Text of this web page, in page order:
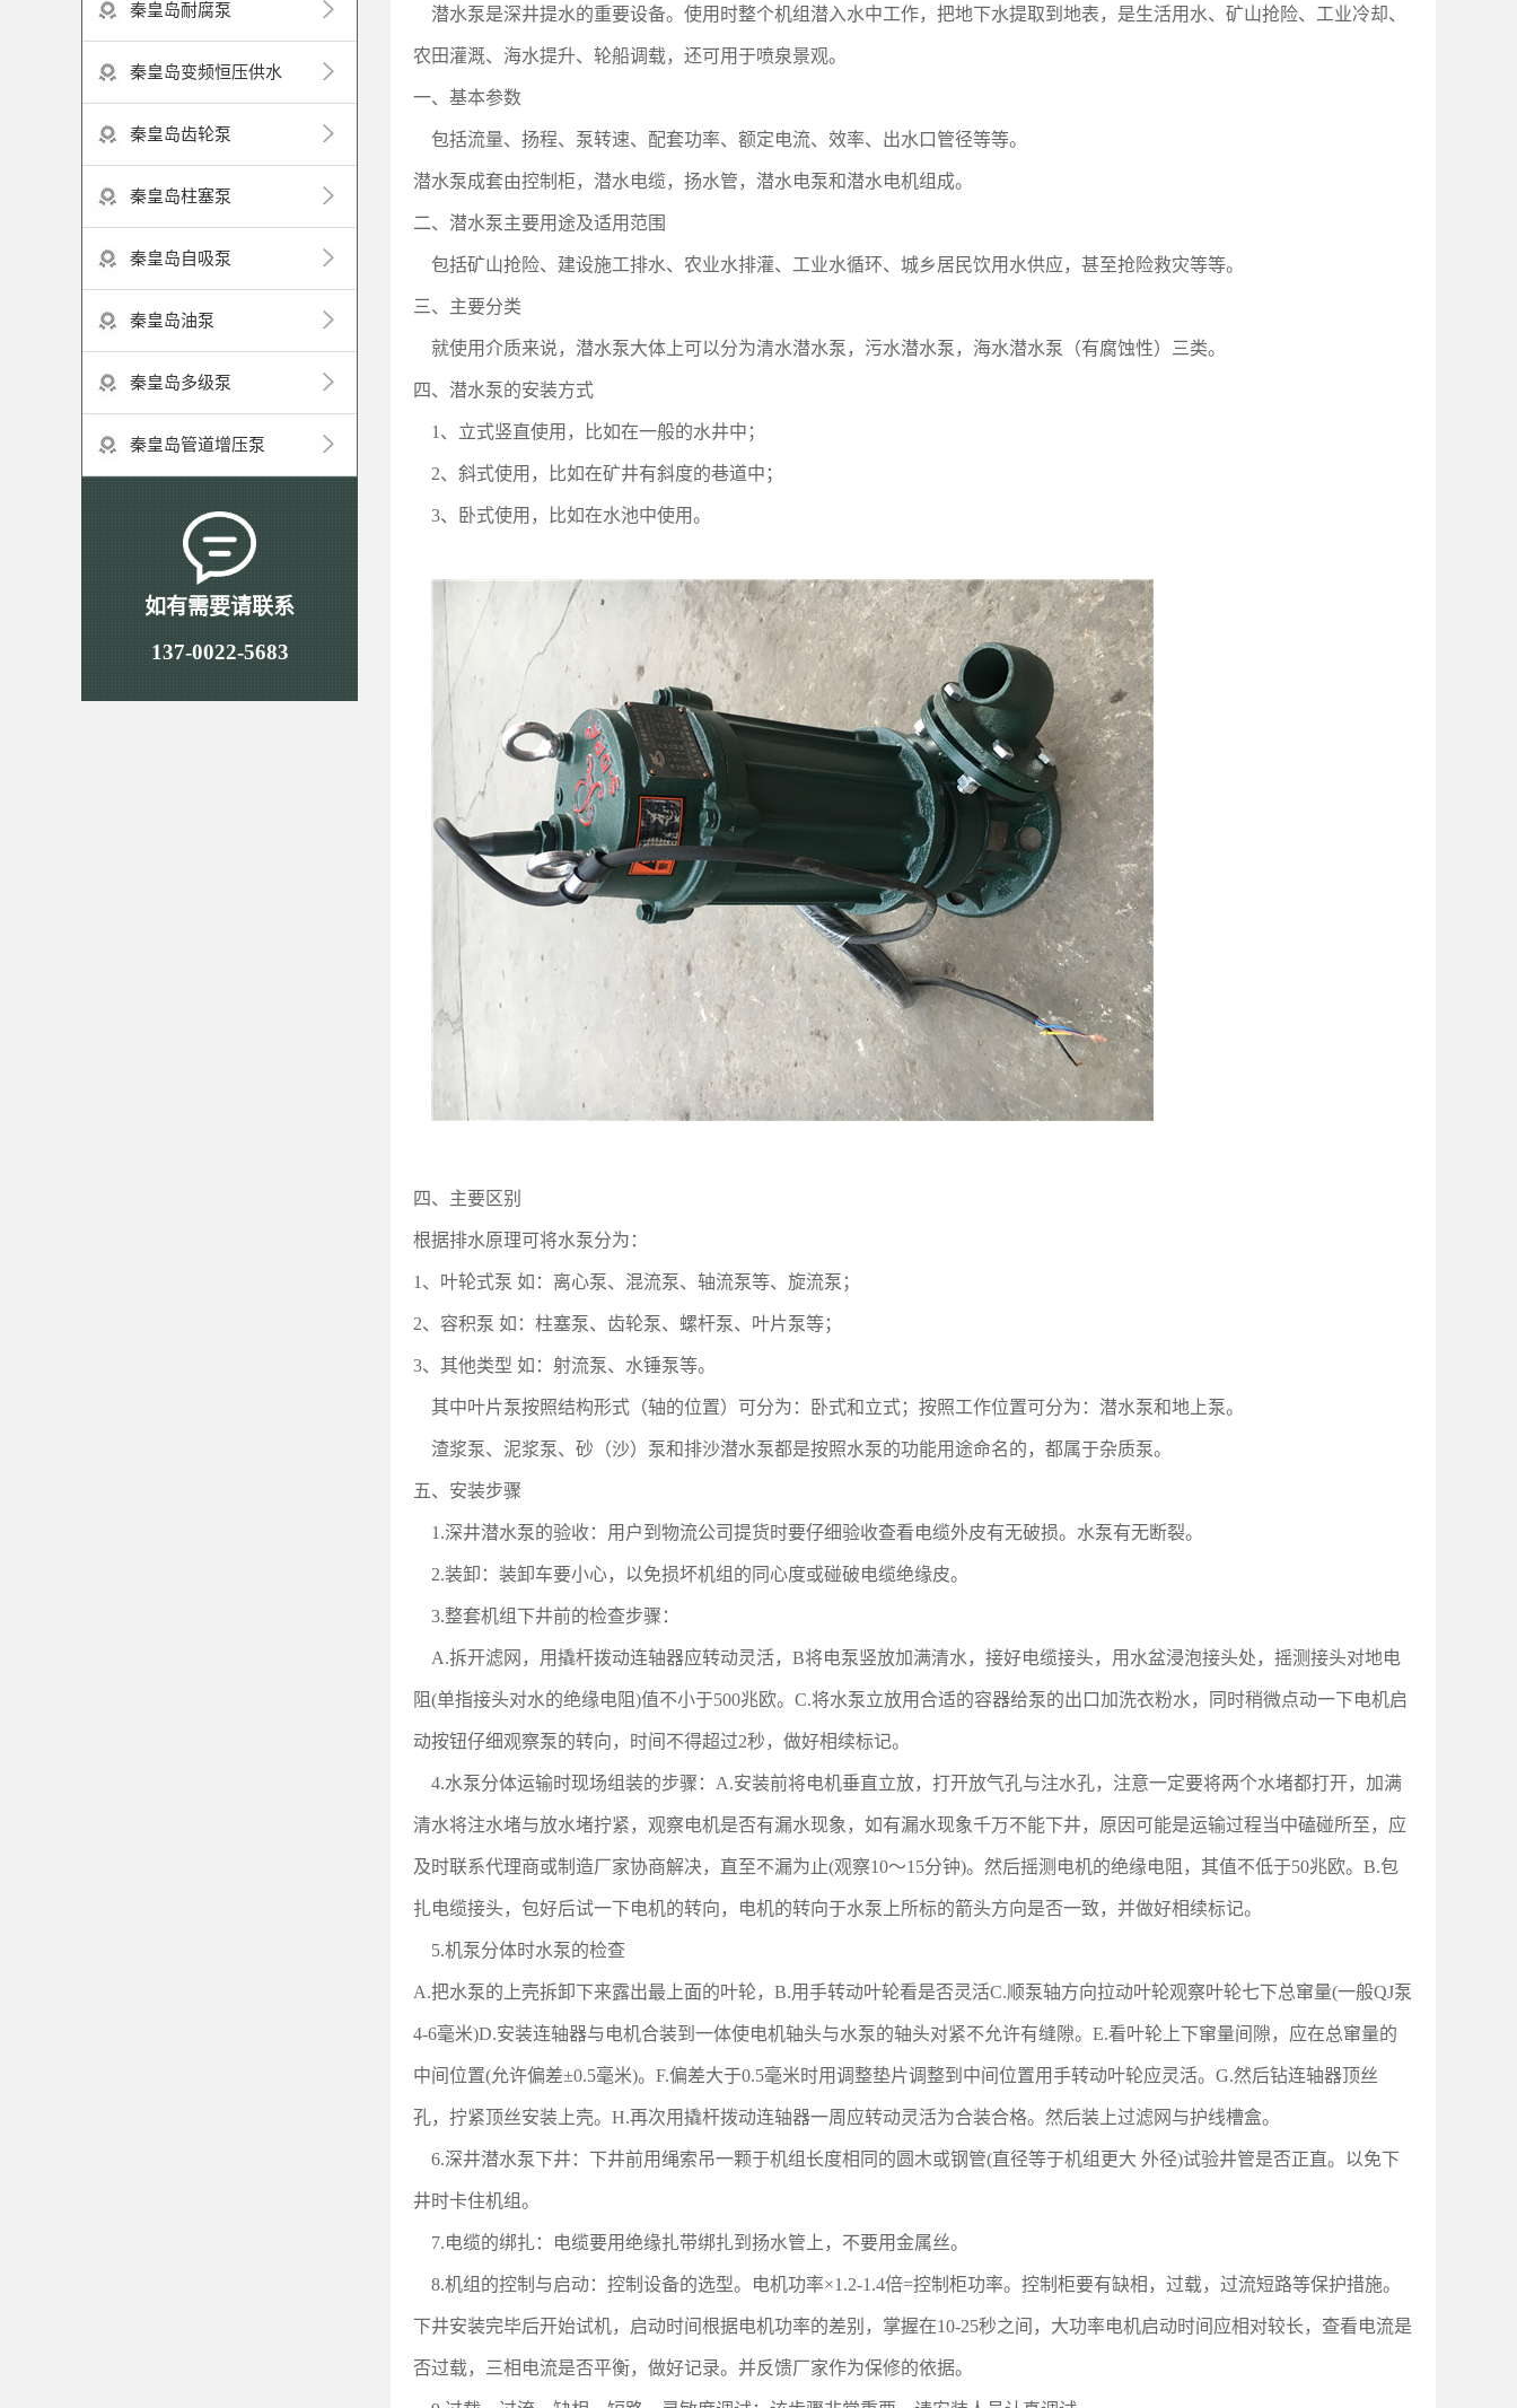
秦皇岛耐腐泵
秦皇岛变频恒压供水
秦皇岛齿轮泵
秦皇岛柱塞泵
秦皇岛自吸泵
秦皇岛油泵
秦皇岛多级泵
秦皇岛管道增压泵
如有需要请联系
137-0022-5683
潜水泵是深井提水的重要设备。使用时整个机组潜入水中工作，把地下水提取到地表，是生活用水、矿山抢险、工业冷却、
农田灌溉、海水提升、轮船调载，还可用于喷泉景观。
一、基本参数
包括流量、扬程、泵转速、配套功率、额定电流、效率、出水口管径等等。
潜水泵成套由控制柜，潜水电缆，扬水管，潜水电泵和潜水电机组成。
二、潜水泵主要用途及适用范围
包括矿山抢险、建设施工排水、农业水排灌、工业水循环、城乡居民饮用水供应，甚至抢险救灾等等。
三、主要分类
就使用介质来说，潜水泵大体上可以分为清水潜水泵，污水潜水泵，海水潜水泵（有腐蚀性）三类。
四、潜水泵的安装方式
1 、立式竖直使用，比如在一般的水井中；
2、斜式使用，比如在矿井有斜度的巷道中；
3、卧式使用，比如在水池中使用。
四、主要区别
根据排水原理可将水泵分为：
1 、叶轮式泵 如：离心泵、混流泵、轴流泵等、旋流泵；
2、容积泵 如：柱塞泵、齿轮泵、螺杆泵、叶片泵等；
3、其他类型 如：射流泵、水锤泵等。
其中叶片泵按照结构形式（轴的位置）可分为：卧式和立式；按照工作位置可分为：潜水泵和地上泵。
渣浆泵、泥浆泵、砂（沙）泵和排沙潜水泵都是按照水泵的功能用途命名的，都属于杂质泵。
五、安装步骤
1.深井潜水泵的验收：用户到物流公司提货时要仔细验收查看电缆外皮有无破损。水泵有无断裂。
2.装卸：装卸车要小心，以免损坏机组的同心度或碰破电缆绝缘皮。
3.整套机组下井前的检查步骤：
A.拆开滤网，用撬杆拨动连轴器应转动灵活，B将电泵竖放加满清水，接好电缆接头，用水盆浸泡接头处，摇测接头对地电
阻(单指接头对水的绝缘电阻)值不小于500兆欧。C.将水泵立放用合适的容器给泵的出口加洗衣粉水，同时稍微点动一下电机启
动按钮仔细观察泵的转向，时间不得超过2秒，做好相续标记。
4.水泵分体运输时现场组装的步骤：A.安装前将电机垂直立放，打开放气孔与注水孔，注意一定要将两个水堵都打开，加满
清水将注水堵与放水堵拧紧，观察电机是否有漏水现象，如有漏水现象千万不能下井，原因可能是运输过程当中磕碰所至，应
及时联系代理商或制造厂家协商解决，直至不漏为止(观察10～15分钟)。然后摇测电机的绝缘电阻，其值不低于50兆欧。B.包
扎电缆接头，包好后试一下电机的转向，电机的转向于水泵上所标的箭头方向是否一致，并做好相续标记。
5.机泵分体时水泵的检查
A.把水泵的上壳拆卸下来露出最上面的叶轮，B.用手转动叶轮看是否灵活C.顺泵轴方向拉动叶轮观察叶轮七下总窜量(一般QJ泵
4-6毫米)D.安装连轴器与电机合装到一体使电机轴头与水泵的轴头对紧不允许有缝隙。E.看叶轮上下窜量间隙，应在总窜量的
中间位置(允许偏差±0.5毫米)。F.偏差大于0.5毫米时用调整垫片调整到中间位置用手转动叶轮应灵活。G.然后钻连轴器顶丝
孔，拧紧顶丝安装上壳。H.再次用撬杆拨动连轴器一周应转动灵活为合装合格。然后装上过滤网与护线槽盒。
6.深井潜水泵下井：下井前用绳索吊一颗于机组长度相同的圆木或钢管(直径等于机组更大 外径)试验井管是否正直。以免下
井时卡住机组。
7.电缆的绑扎：电缆要用绝缘扎带绑扎到扬水管上，不要用金属丝。
8.机组的控制与启动：控制设备的选型。电机功率×1.2-1.4倍=控制柜功率。控制柜要有缺相，过载，过流短路等保护措施。
下井安装完毕后开始试机，启动时间根据电机功率的差别，掌握在10-25秒之间，大功率电机启动时间应相对较长，查看电流是
否过载，三相电流是否平衡，做好记录。并反馈厂家作为保修的依据。